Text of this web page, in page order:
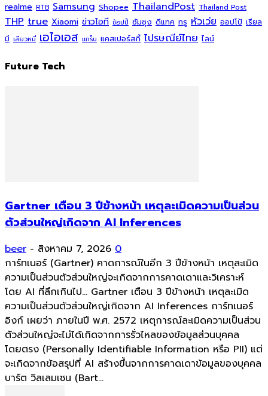
realme RTB Samsung Shopee ThailandPost Thailand Post
THP true Xiaomi ข่าวไอที ช้อปปี้ ซัมซุง ดีแทค ทรู หัวเว่ย ออปโป้ เรียล
มี เสียวหมี่ เอไอเอส แกร็บ แคสเปอร์สกี้ ไปรษณีย์ไทย ไลน์
Future Tech
Gartner เตือน 3 ปีข้างหน้า เหตุละเมิดความเป็นส่วน
ตัวส่วนใหญ่เกิดจาก AI Inferences
beer - สิงหาคม 7, 2026 0
การ์ทเนอร์ (Gartner) คาดการณ์ในอีก 3 ปีข้างหน้า เหตุละเมิด
ความเป็นส่วนตัวส่วนใหญ่จะเกิดจากการคาดเดาและวิเคราะห์
โดย AI ที่ลึกเกินไป... Gartner เตือน 3 ปีข้างหน้า เหตุละเมิด
ความเป็นส่วนตัวส่วนใหญ่เกิดจาก AI Inferences การ์ทเนอร์
อิงก์ เผยว่า ภายในปี พ.ศ. 2572 เหตุการณ์ละเมิดความเป็นส่วน
ตัวส่วนใหญ่จะไม่ได้เกิดจากการรั่วไหลของข้อมูลส่วนบุคคล
โดยตรง (Personally Identifiable Information หรือ PII) แต่
จะเกิดจากข้อสรุปที่ AI สร้างขึ้นจากการคาดเดาข้อมูลของบุคคล
บาร์ต วิลเลมเซน (Bart...